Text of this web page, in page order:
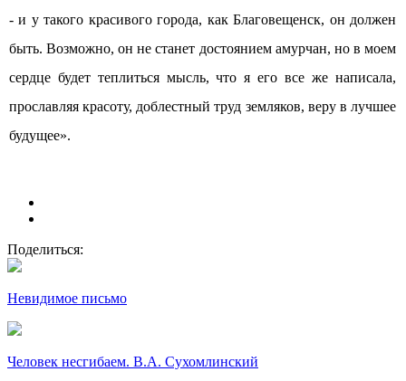
- и у такого красивого города, как Благовещенск, он должен
быть. Возможно, он не станет достоянием амурчан, но в моем
сердце будет теплиться мысль, что я его все же написала,
прославляя красоту, доблестный труд земляков, веру в лучшее
будущее».
Поделиться:
Невидимое письмо
Человек несгибаем. В.А. Сухомлинский